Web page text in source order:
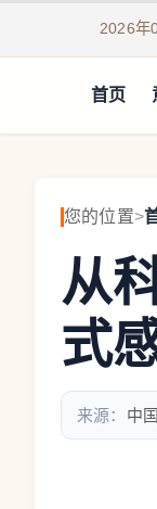
2026年
首页
您的位置>
从
式
来源： 中